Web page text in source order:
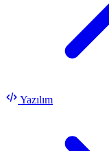
Yazılım